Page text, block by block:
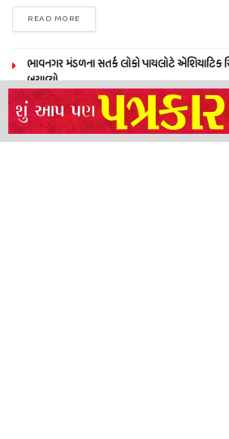
READ MORE
ભાવનગર મંડળના સતર્ક લોકો પાયલોટે
બચાવ્યો
NEERAJ TIWARI’S ACTION FRANCHISE
REMO D’SOUZA AND A POWER-PACKED
ધારી પત્રકાર સંઘ – અમરેલી બ્રોડગેજ કમેટી દ્વારા